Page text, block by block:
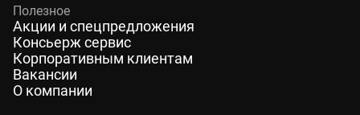
Полезное
Акции и спецпредложения
Консьерж сервис
Корпоративным клиентам
Вакансии
О компании